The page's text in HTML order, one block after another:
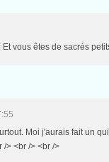
vous êtes de sacrés
Moi j'aurais fait un
/> <br /> <br />